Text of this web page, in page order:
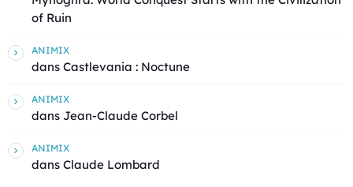
of Ruin
ANIMIX
dans Castlevania : Noctune
ANIMIX
dans Jean-Claude Corbel
ANIMIX
dans Claude Lombard